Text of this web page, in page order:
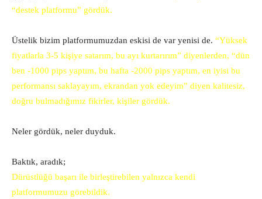
“destek platformu” gördük.
Üstelik bizim platformumuzdan eskisi de var yenisi de. “Yüksek
fiyatlarla 3-5 kişiye satarım, bu ayı kurtarırım” diyenlerden, “dün
ben -1000 pips yaptım, bu hafta -2000 pips yaptım, en iyisi bu
performansı saklayayım, ekrandan yok edeyim” diyen kalitesiz,
doğru bulmadığımız fikirler, kişiler gördük.
Neler gördük, neler duyduk.
Baktık, aradık;
Dürüstlüğü başarı ile birleştirebilen yalnızca kendi
platformumuzu görebildik.